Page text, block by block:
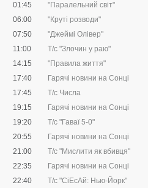
01:45
"Паралельний світ"
06:00
"Круті розводи"
07:50
"Джеймі Олівер"
11:00
Т/с "Злочин у раю"
14:15
"Правила життя"
17:40
Гарячі новини на Сонці
17:45
Т/с Числа
19:15
Гарячі новини на Сонці
19:20
Т/с "Гаваї 5-0"
20:55
Гарячі новини на Сонці
21:00
Т/с "Мислити як вбивця"
22:35
Гарячі новини на Сонці
22:40
Т/с "CіЕсАй: Нью-Йорк"